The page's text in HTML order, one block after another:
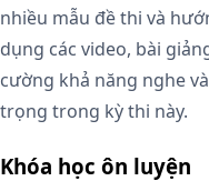
nhiều mẫu đề thi và
dụng các video, bài
cường khả năng nghe
trọng trong kỳ thi này.
Khóa học ôn luyện